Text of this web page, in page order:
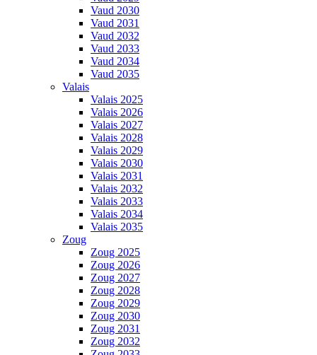
Vaud 2030
Vaud 2031
Vaud 2032
Vaud 2033
Vaud 2034
Vaud 2035
Valais
Valais 2025
Valais 2026
Valais 2027
Valais 2028
Valais 2029
Valais 2030
Valais 2031
Valais 2032
Valais 2033
Valais 2034
Valais 2035
Zoug
Zoug 2025
Zoug 2026
Zoug 2027
Zoug 2028
Zoug 2029
Zoug 2030
Zoug 2031
Zoug 2032